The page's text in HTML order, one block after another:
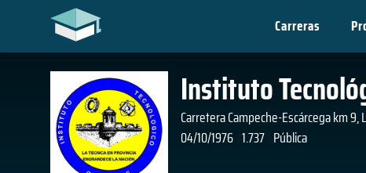
Carreras
Instituto
Carretera Campeche-Escárcega km 9,
04/10/1976 1.737 Pública